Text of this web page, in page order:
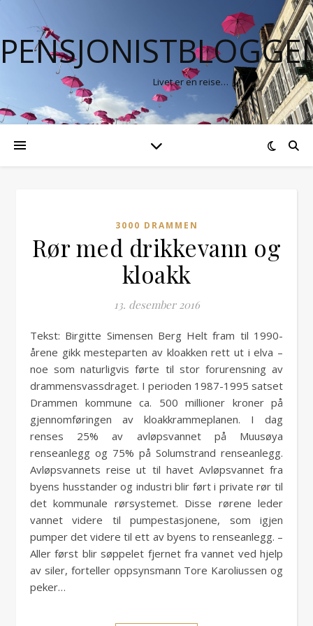
Livet er en reise…
3000 DRAMMEN
Rør med drikkevann og
kloakk
13. desember 2016
Tekst: Birgitte Simensen Berg Helt fram til 1990-
årene gikk mesteparten av kloakken rett ut i elva –
noe som naturligvis førte til stor forurensning av
drammensvassdraget. I perioden 1987-1995 satset
Drammen kommune ca. 500 millioner kroner på
gjennomføringen av kloakkrammeplanen. I dag
renses 25% av avløpsvannet på Muusøya
renseanlegg og 75% på Solumstrand renseanlegg.
Avløpsvannets reise ut til havet Avløpsvannet fra
byens husstander og industri blir ført i private rør til
det kommunale rørsystemet. Disse rørene leder
vannet videre til pumpestasjonene, som igjen
pumper det videre til ett av byens to renseanlegg. –
Aller først blir søppelet fjernet fra vannet ved hjelp
av siler, forteller oppsynsmann Tore Karoliussen og
peker…